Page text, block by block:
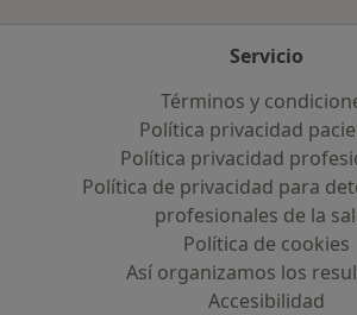
Servicio
Términos y
Política privacidad
Política privacidad
Política de privacidad para
profesionales de la
Política de cookies
Así organizamos los
Accesibilidad